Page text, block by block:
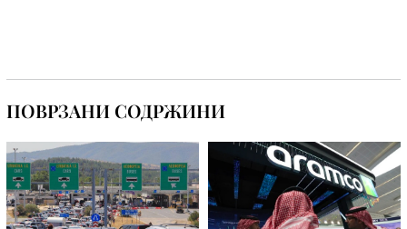
ПОВРЗАНИ СОДРЖИНИ